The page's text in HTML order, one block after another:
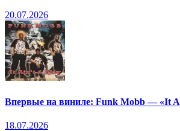
20.07.2026
Впервые на виниле: Funk Mobb — «It
18.07.2026